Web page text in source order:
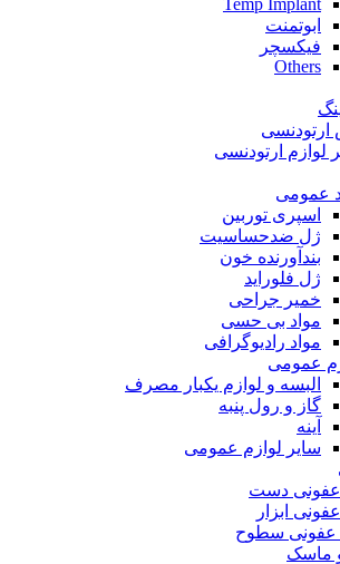
Temp Implant
ابوتمنت
فیکسچر
Others
لوازم ارتودنسی
عمومی
اسپری توربین
ژل ضدحساسیت
بندآورنده خون
ژل فلوراید
خمیر جراحی
مواد بی حسی
مواد رادیوگرافی
عمومی
البسه و لوازم یکبار مصرف
گاز و رول پنبه
آینه
سایر لوازم عمومی
دست
ابزار
سطوح
ماسک